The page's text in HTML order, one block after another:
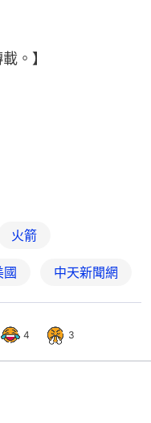
。】
火箭
國 中天新聞網
4 3